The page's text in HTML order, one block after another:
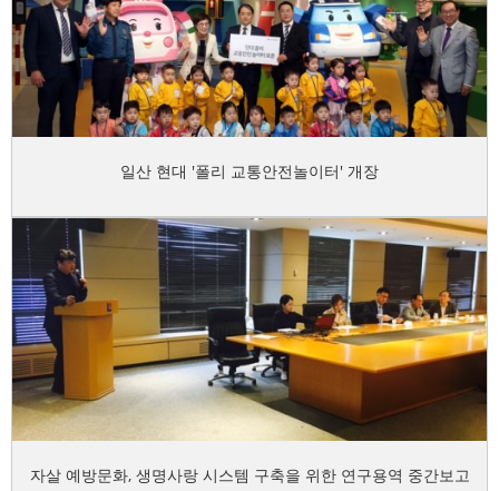
일산 현대 '폴리 교통안전놀이터' 개장
자살 예방문화, 생명사랑 시스템 구축을 위한 연구용역 중간보고